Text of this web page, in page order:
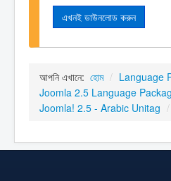
এখনই ডাউনলোড করুন
আপনি এখানে: হোম / Language
Joomla 2.5 Language
Joomla! 2.5 - Arabic Unitag /